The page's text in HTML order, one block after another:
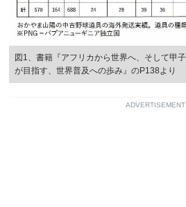
図1、書籍『アフリカから世界へ、そして甲
が目指す、世界普及への歩み』のP138より
ADVERTISEMENT